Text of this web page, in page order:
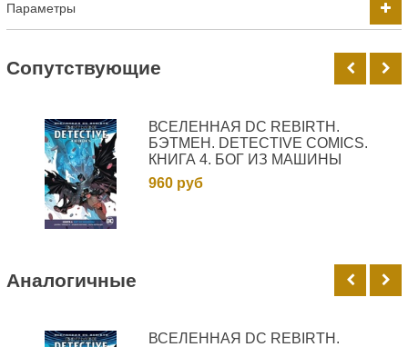
Параметры
Cопутствующие
ВСЕЛЕННАЯ DC REBIRTH.
БЭТМЕН. DETECTIVE COMICS.
КНИГА 4. БОГ ИЗ МАШИНЫ
960 руб
Аналогичные
ВСЕЛЕННАЯ DC REBIRTH.